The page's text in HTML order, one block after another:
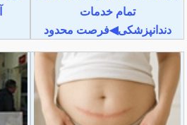
تمام خدمات
دندانپزشکی◀فرصت محدود